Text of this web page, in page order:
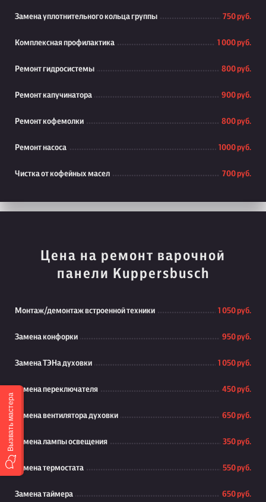
Замена уплотнительного кольца группы 750 руб.
Комплексная профилактика 1 000 руб.
Ремонт гидросистемы 800 руб.
Ремонт капучинатора 900 руб.
Ремонт кофемолки 800 руб.
Ремонт насоса 1000 руб.
Чистка от кофейных масел 700 руб.
Цена на ремонт варочной
панели Kuppersbusch
Монтаж/демонтаж встроенной техники 1 050 руб.
Замена конфорки 950 руб.
Замена ТЭНа духовки 1 050 руб.
Замена переключателя 450 руб.
Замена вентилятора духовки 650 руб.
Замена лампы освещения 350 руб.
Замена термостата 550 руб.
Замена таймера 650 руб.
Вызвать мастера